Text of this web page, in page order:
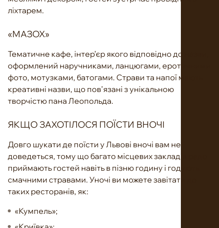
ліхтарем.
«МАЗОХ»
Тематичне кафе, інтер’єр якого відповідно до назви,
оформлений наручниками, ланцюгами, еротичними
фото, мотузками, батогами. Страви та напої мають
креативні назви, що пов’язані з унікальною
творчістю пана Леопольда.
ЯКЩО ЗАХОТІЛОСЯ ПОЇСТИ ВНОЧІ
Довго шукати де поїсти у Львові вночі вам не
доведеться, тому що багато місцевих закладів радо
приймають гостей навіть в пізню годину і годують
смачними стравами. Уночі ви можете завітати до
таких ресторанів, як:
«Кумпель»;